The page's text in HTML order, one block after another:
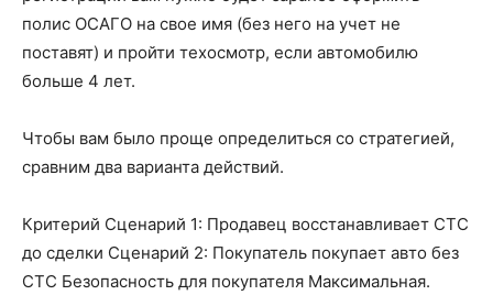
полис ОСАГО на свое имя (без него на учет не
поставят) и пройти техосмотр, если автомобилю
больше 4 лет.
Чтобы вам было проще определиться со стратегией,
сравним два варианта действий.
Критерий Сценарий 1: Продавец восстанавливает СТС
до сделки Сценарий 2: Покупатель покупает авто без
СТС Безопасность для покупателя Максимальная.